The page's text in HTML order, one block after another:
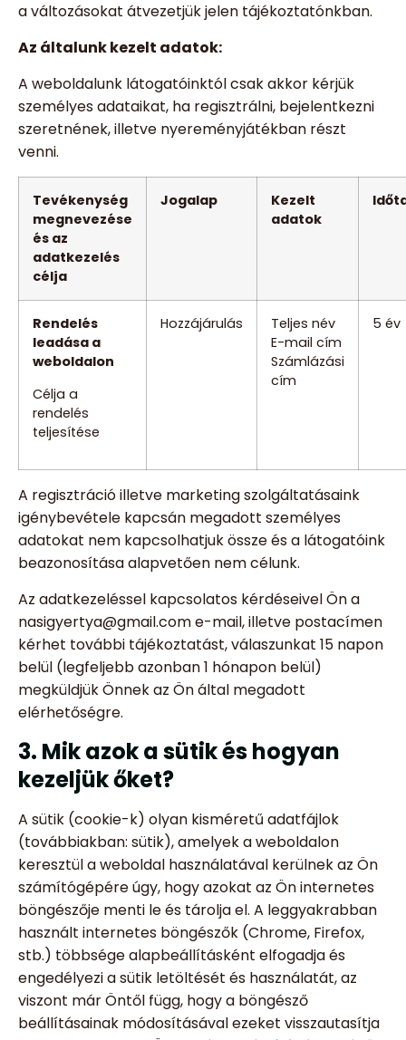
a változásokat átvezetjük jelen tájékoztatónkban.
Az általunk kezelt adatok:
A weboldalunk látogatóinktól csak akkor kérjük
személyes adataikat, ha regisztrálni, bejelentkezni
szeretnének, illetve nyereményjátékban részt
venni.
Tevékenység
megnevezése
és az
adatkezelés
célja
Jogalap
Kezelt
adatok
Rendelés
leadása a
weboldalon
Célja a
rendelés
teljesítése
Hozzájárulás
Teljes név
E-mail cím
Számlázási
cím
5 év
A regisztráció illetve marketing szolgáltatásaink
igénybevétele kapcsán megadott személyes
adatokat nem kapcsolhatjuk össze és a látogatóink
beazonosítása alapvetően nem célunk.
Az adatkezeléssel kapcsolatos kérdéseivel Ön a
nasigyertya@gmail.com e-mail, illetve postacímen
kérhet további tájékoztatást, válaszunkat 15 napon
belül (legfeljebb azonban 1 hónapon belül)
megküldjük Önnek az Ön által megadott
elérhetőségre.
3. Mik azok a sütik és hogyan
kezeljük őket?
A sütik (cookie-k) olyan kisméretű adatfájlok
(továbbiakban: sütik), amelyek a weboldalon
keresztül a weboldal használatával kerülnek az Ön
számítógépére úgy, hogy azokat az Ön internetes
böngészője menti le és tárolja el. A leggyakrabban
használt internetes böngészők (Chrome, Firefox,
stb.) többsége alapbeállításként elfogadja és
engedélyezi a sütik letöltését és használatát, az
viszont már Öntől függ, hogy a böngésző
beállításainak módosításával ezeket visszautasítja